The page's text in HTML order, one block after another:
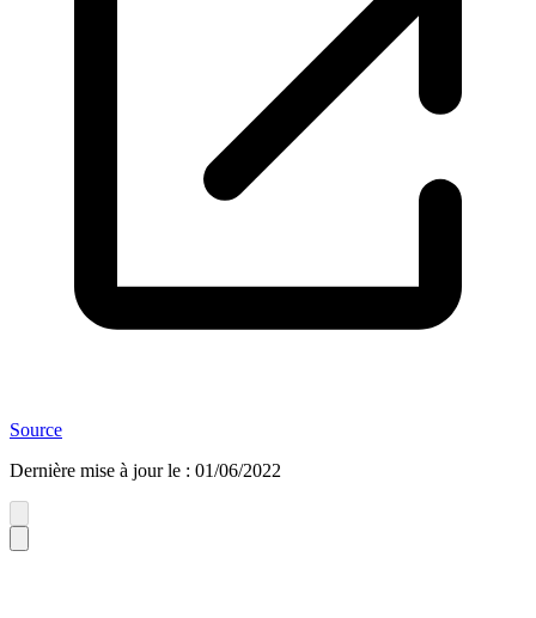
Source
Dernière mise à jour le : 01/06/2022